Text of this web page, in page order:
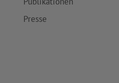
Presse